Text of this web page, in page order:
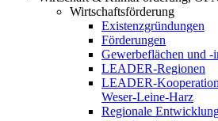
Wirtschaftsförderung
Existenzgründungen
Förderungen
Gewerbeflächen und -
LEADER-Regionen
LEADER-
Weser-Leine-Harz
Regionale